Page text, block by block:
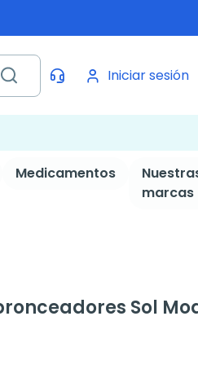
Iniciar sesión
Medicamentos
marcas
Sol